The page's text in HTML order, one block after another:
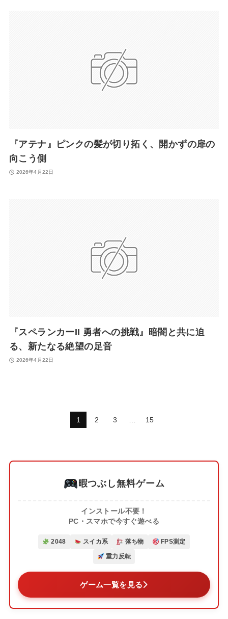
『アテナ』ピンクの髪が切り拓く、開かずの扉の
向こう側
2026年4月22日
『スペランカーII 勇者への挑戦』暗闇と共に迫
る、新たなる絶望の足音
2026年4月22日
1 2 3 … 15
暇つぶし無料ゲーム
インストール不要！
PC・スマホで今すぐ遊べる
2048 スイカ系 落ち物 FPS測定
重力反転
ゲーム一覧を見る